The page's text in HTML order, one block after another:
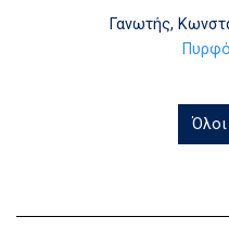
Γανωτής,
Όλοι